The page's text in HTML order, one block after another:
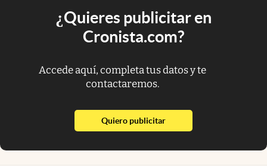
¿Quieres publicitar en
Cronista.com?
Accede aquí, completa tus datos y te
contactaremos.
Quiero publicitarabre en nueva pestaña